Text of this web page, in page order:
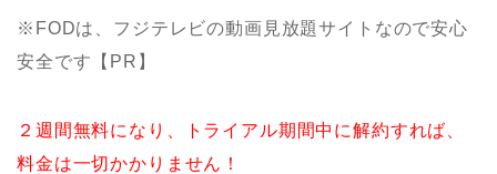
※FODは、フジテレビの動画見放題サイトなので安心
安全です【PR】
２週間無料になり、トライアル期間中に解約すれば、
料金は一切かかりません！